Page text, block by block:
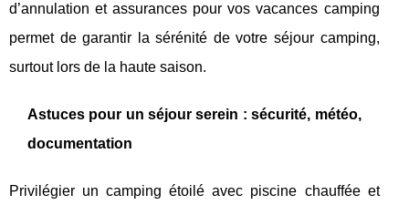
d’annulation et assurances pour vos vacances camping
permet de garantir la sérénité de votre séjour camping,
surtout lors de la haute saison.
Astuces pour un séjour serein : sécurité, météo,
documentation
Privilégier un camping étoilé avec piscine chauffée et